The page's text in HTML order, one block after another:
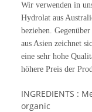
Wir verwenden in
Hydrolat aus
beziehen.
aus Asien zeichnet
eine sehr hohe
höhere Preis der
INGREDIENTS :
organic